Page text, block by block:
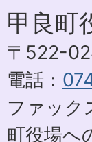
甲良町
〒522-
電話：
ファッ
町役場へ